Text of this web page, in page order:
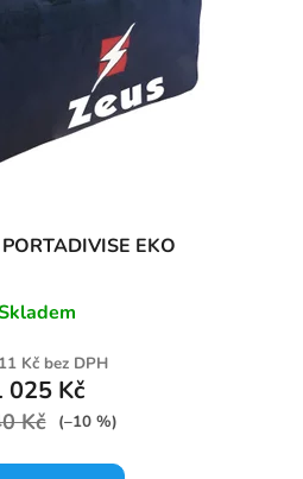
EKO
Kč bez DPH
025 Kč
Kč (–10 %)